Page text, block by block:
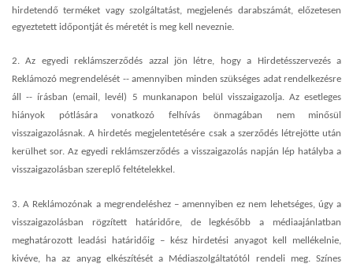
hirdetendő terméket vagy szolgáltatást, megjelenés darabszámát, előzetesen
egyeztetett időpontját és méretét is meg kell neveznie.
2. Az egyedi reklámszerződés azzal jön létre, hogy a Hirdetésszervezés a
Reklámozó megrendelését -- amennyiben minden szükséges adat rendelkezésre
áll -- írásban (email, levél) 5 munkanapon belül visszaigazolja. Az esetleges
hiányok pótlására vonatkozó felhívás önmagában nem minősül
visszaigazolásnak. A hirdetés megjelentetésére csak a szerződés létrejötte után
kerülhet sor. Az egyedi reklámszerződés a visszaigazolás napján lép hatályba a
visszaigazolásban szereplő feltételekkel.
3. A Reklámozónak a megrendeléshez – amennyiben ez nem lehetséges, úgy a
visszaigazolásban rögzített határidőre, de legkésőbb a médiaajánlatban
meghatározott leadási határidőig – kész hirdetési anyagot kell mellékelnie,
kivéve, ha az anyag elkészítését a Médiaszolgáltatótól rendeli meg. Színes